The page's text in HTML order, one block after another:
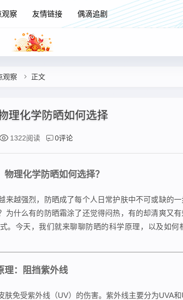
观察 友情链接 偶滴追剧
观察 正文
理化学防晒如何选择
1322阅读 0评论
物理化学防晒如何选择？
来越强烈，防晒成了每个人日常护肤中不可或缺的
为什么有的防晒霜涂了还觉得闷热，有的却清爽又
。今天，我们就来聊聊防晒的科学原理，以及如
理：阻挡紫外线
肤免受紫外线（UV）的伤害。紫外线主要分为UVA和